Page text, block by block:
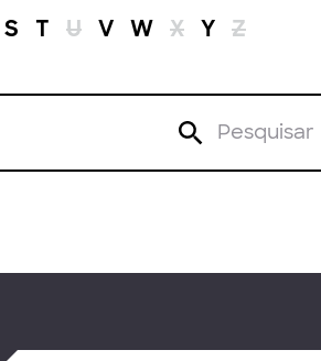
S T U V W X Y Z